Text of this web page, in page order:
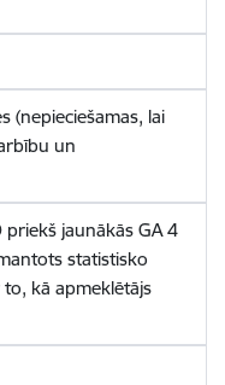
(nepieciešamas, lai
un
jaunākās GA 4
statistisko
kā apmeklētājs